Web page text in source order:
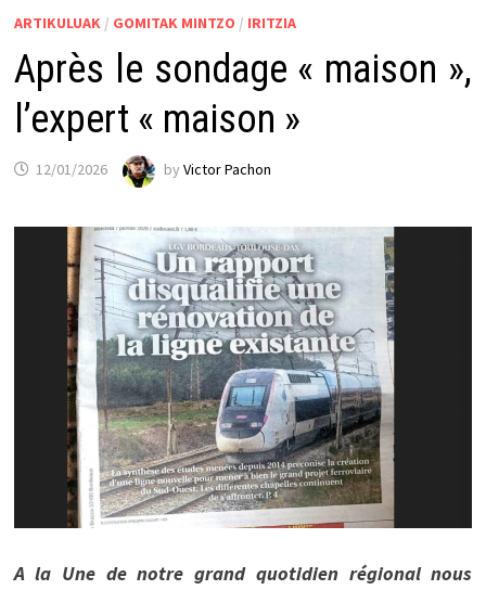
ARTIKULUAK / GOMITAK MINTZO / IRITZIA
Après le sondage « maison »,
l’expert « maison »
12/01/2026 by Victor Pachon
A la Une de notre grand quotidien régional nous